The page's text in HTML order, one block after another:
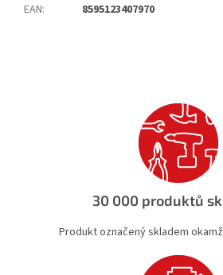
EAN: 8595123407970
30 000 produktů
Produkt označený skladem